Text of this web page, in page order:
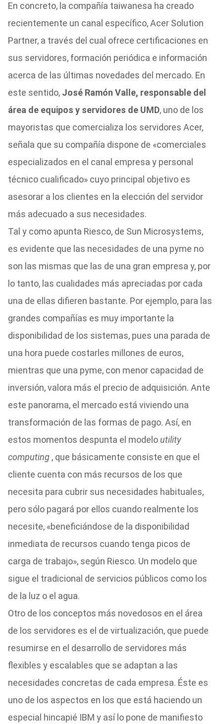
En concreto, la compañía taiwanesa ha creado
recientemente un canal específico, Acer Solution
Partner, a través del cual ofrece certificaciones en
sus servidores, formación periódica e información
acerca de las últimas novedades del mercado. En
este sentido, José Ramón Valle, responsable del
área de equipos y servidores de UMD, uno de los
mayoristas que comercializa los servidores Acer,
señala que su compañía dispone de «comerciales
especializados en el canal empresa y personal
técnico cualificado» cuyo principal objetivo es
asesorar a los clientes en la elección del servidor
más adecuado a sus necesidades.
Tal y como apunta Riesco, de Sun Microsystems,
es evidente que las necesidades de una pyme no
son las mismas que las de una gran empresa y, por
lo tanto, las cualidades más apreciadas por cada
una de ellas difieren bastante. Por ejemplo, para las
grandes compañías es muy importante la
disponibilidad de los sistemas, pues una parada de
una hora puede costarles millones de euros,
mientras que una pyme, con menor capacidad de
inversión, valora más el precio de adquisición. Ante
este panorama, el mercado está viviendo una
transformación de las formas de pago. Así, en
estos momentos despunta el modelo utility
computing, que básicamente consiste en que el
cliente cuenta con más recursos de los que
necesita para cubrir sus necesidades habituales,
pero sólo pagará por ellos cuando realmente los
necesite, «beneficiándose de la disponibilidad
inmediata de recursos cuando tenga picos de
carga de trabajo», según Riesco. Un modelo que
sigue el tradicional de servicios públicos como los
de la luz o el agua.
Otro de los conceptos más novedosos en el área
de los servidores es el de virtualización, que puede
resumirse en el desarrollo de servidores más
flexibles y escalables que se adaptan a las
necesidades concretas de cada empresa. Éste es
uno de los aspectos en los que está haciendo un
especial hincapié IBM y así lo pone de manifiesto